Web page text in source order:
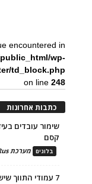
encountered in
wp-
td_block.php
on line248
כתבות אחרונות
קסם
בלוגים מערכת HRus
7 עמודי התווך שיש להציב בבסיס תהליך הגיוס ומיתוג המעסיק